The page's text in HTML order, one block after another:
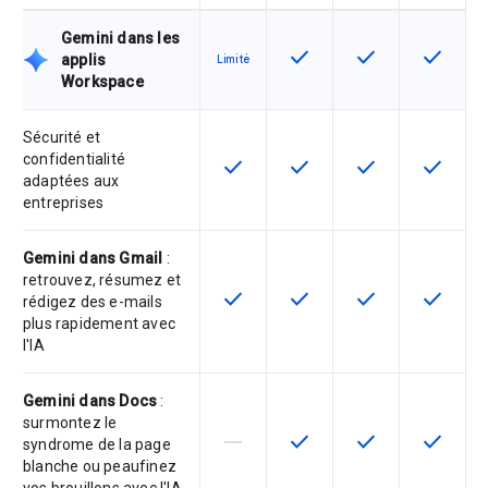
Gemini dans les
applis
Workspace
Limité Cette fonctionnalité est
check Cette
check Cette
check
Sécurité et
confidentialité
adaptées aux
entreprises
Cette fonctionnalité est disponible
check Cette fonctionnalité est
check Cette
check Cette
check
Gemini dans Gmail :
retrouvez, résumez et
rédigez des e-mails
plus rapidement avec
l'IA
Cette fonctionnalité est disponible
check Cette fonctionnalité est
check Cette
check Cette
check
Gemini dans Docs:
surmontez le
syndrome de la page
blanche ou peaufinez
Cette fonctionnalité n'est pas
horizontal_rule Cette fonctionnalité est
check Cette
check Cette
check